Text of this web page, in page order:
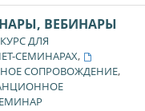
ВЕБИНАРЫ
ДЛЯ
СЕМИНАРАХ,
СОПРОВОЖДЕНИЕ,